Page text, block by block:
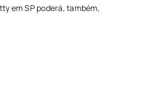
em SP poderá, também,